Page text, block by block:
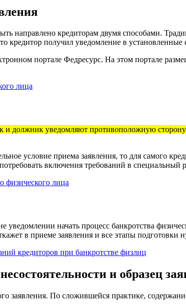
направлено кредиторам двумя способами.
кредитор получил уведомление в установленные
портале Федресурс. На этом портале
лица
и должник уведомляют противоположную
условие приема заявления, то для самого
включения требований в специальный
физического лица
уведомлении начать процесс банкротства
в приеме заявления и все этапы подготовки
кредиторов при банкротстве физлиц
и образец
заявления. По сложившейся практике,